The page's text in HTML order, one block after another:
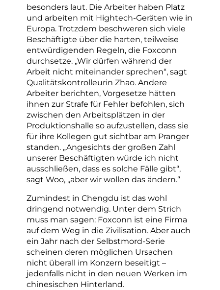
besonders laut. Die Arbeiter haben Platz
und arbeiten mit Hightech-Geräten wie in
Europa. Trotzdem beschweren sich viele
Beschäftigte über die harten, teilweise
entwürdigenden Regeln, die Foxconn
durchsetze. „Wir dürfen während der
Arbeit nicht miteinander sprechen“, sagt
Qualitätskontrolleurin Zhao. Andere
Arbeiter berichten, Vorgesetze hätten
ihnen zur Strafe für Fehler befohlen, sich
zwischen den Arbeitsplätzen in der
Produktionshalle so aufzustellen, dass sie
für ihre Kollegen gut sichtbar am Pranger
standen. „Angesichts der großen Zahl
unserer Beschäftigten würde ich nicht
ausschließen, dass es solche Fälle gibt“,
sagt Woo, „aber wir wollen das ändern.“
Zumindest in Chengdu ist das wohl
dringend notwendig. Unter dem Strich
muss man sagen: Foxconn ist eine Firma
auf dem Weg in die Zivilisation. Aber auch
ein Jahr nach der Selbstmord-Serie
scheinen deren möglichen Ursachen
nicht überall im Konzern beseitigt –
jedenfalls nicht in den neuen Werken im
chinesischen Hinterland.